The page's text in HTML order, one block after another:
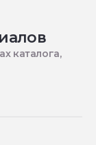
каталога,